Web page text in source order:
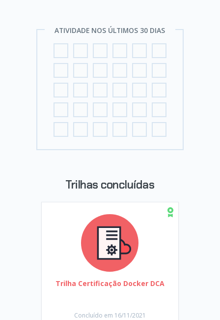
ATIVIDADE NOS ÚLTIMOS 30 DIAS
Trilhas concluídas
Trilha Certificação Docker DCA
Concluído em 16/11/2021